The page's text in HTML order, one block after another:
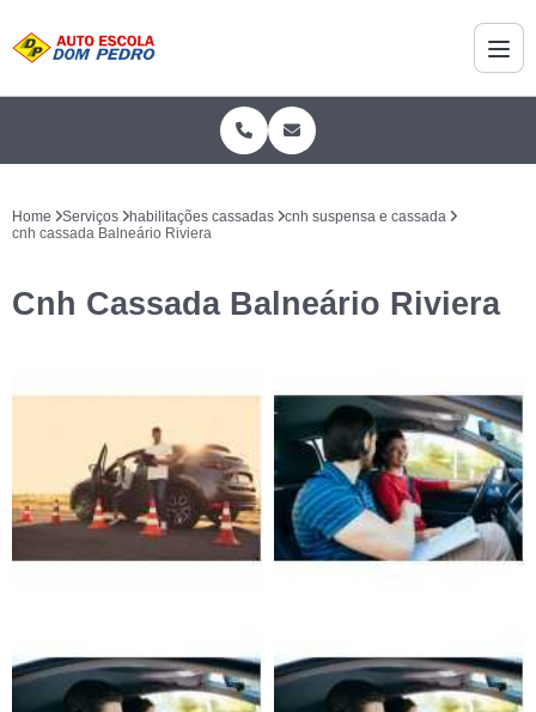
Home Serviços habilitações cassadas
cnh suspensa e cassada
cnh cassada Balneário Riviera
Cnh Cassada Balneário Riviera